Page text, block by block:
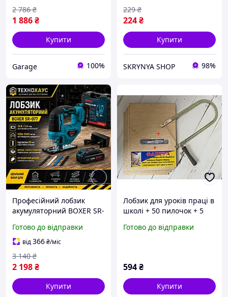
1 886₴
2 786 ₴
Купити
Garage 100%
224₴
229 ₴
Купити
SKRYNYA SHOP 98%
Професійний лобзик
акумуляторний BOXER SR-
електролобзик для
дерева та металу
Готово до відправки
від366₴/міс
2 198₴
3 140 ₴
Купити
Лобзик для уроків праці в
школі + 50 пилочок + 5
(210*297 мм,товщ. 4мм),
Готово до відправки
594₴
Купити